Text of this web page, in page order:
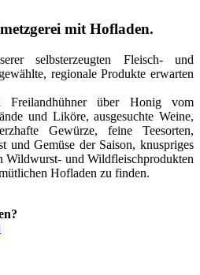
mit Hofladen.
selbsterzeugten Fleisch- und
regionale Produkte erwarten
Freilandhühner über Honig vom
und Liköre, ausgesuchte Weine,
Gewürze, feine Teesorten,
und Gemüse der Saison, knuspriges
Wildwurst- und Wildfleischprodukten
Hofladen zu finden.